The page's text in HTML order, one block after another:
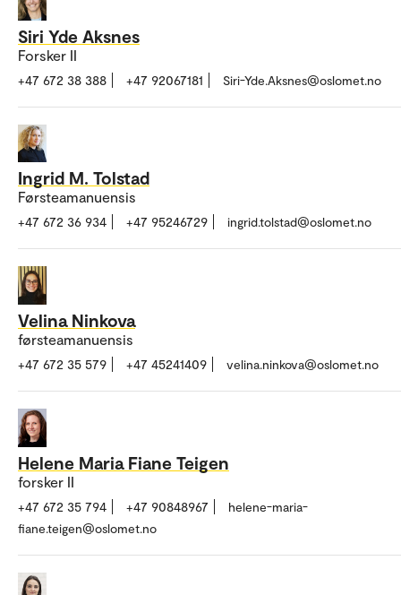
Siri Yde Aksnes
Forsker II
+47 672 38 388 +47 92067181 Siri-Yde.Aksnes@oslomet.no
Ingrid M. Tolstad
Førsteamanuensis
+47 672 36 934 +47 95246729 ingrid.tolstad@oslomet.no
Velina Ninkova
førsteamanuensis
+47 672 35 579 +47 45241409 velina.ninkova@oslomet.no
Helene Maria Fiane Teigen
forsker II
+47 672 35 794 +47 90848967
helene-maria-
fiane.teigen@oslomet.no